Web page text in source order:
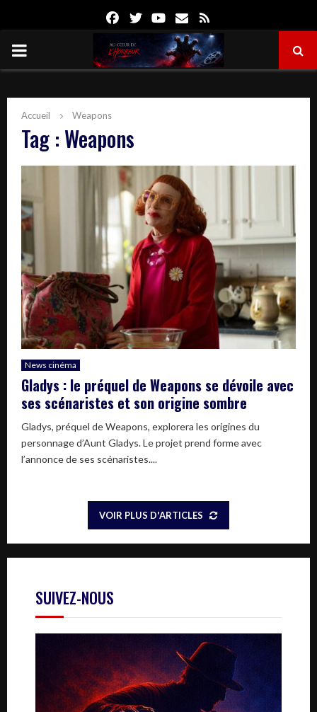
FacebookTwitterYoutube
Email
PRIMARY
Accueil Weapons
Tag : Weapons
News cinéma
Gladys : le préquel de Weapons se dévoile avec
ses scénaristes et son origine sombre
Gladys, préquel de Weapons, explorera les origines du
personnage d’Aunt Gladys. Le projet prend forme avec
l’annonce de ses scénaristes....
VOIR PLUS D'ARTICLES
SUIVEZ-NOUS